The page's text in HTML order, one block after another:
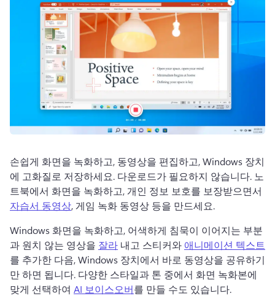
무료 체험하기
손쉽게 화면을 녹화하고, 동영상을 편집하고, Windows 장치
에 고화질로 저장하세요. 다운로드가 필요하지 않습니다. 노
트북에서 화면을 녹화하고, 개인 정보 보호를 보장받으면서
자습서 동영상, 게임 녹화 동영상 등을 만드세요.
Windows 화면을 녹화하고, 어색하게 침묵이 이어지는 부분
과 원치 않는 영상을 잘라 내고 스티커와 애니메이션 텍스트
를 추가한 다음, Windows 장치에서 바로 동영상을 공유하기
만 하면 됩니다. 다양한 스타일과 톤 중에서 화면 녹화본에
맞게 선택하여 AI 보이스오버를 만들 수도 있습니다.